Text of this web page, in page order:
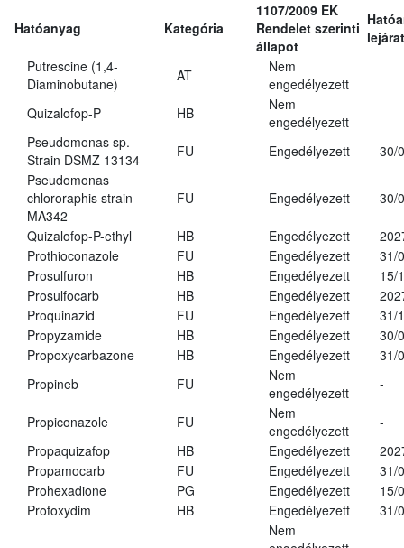
Hatóanyag Kategória
1107/2009 EK
Rendelet szerinti
állapot
Putrescine (1,4-
Diaminobutane)
AT
Nem
engedélyezett
Quizalofop-P
HB
Nem
engedélyezett
Pseudomonas sp.
Strain DSMZ 13134
FU Engedélyezett
30/
Pseudomonas
chlororaphis strain
MA342
FU Engedélyezett 30/
Quizalofop-P-ethyl HB Engedélyezett
Prothioconazole
FU Engedélyezett
31/
Prosulfuron
HB Engedélyezett
15/
Prosulfocarb
HB Engedélyezett
Proquinazid
FU Engedélyezett
31/
Propyzamide
HB Engedélyezett
30/
Propoxycarbazone
HB Engedélyezett
31/
Propineb
FU
Nem
engedélyezett
-
Propiconazole FU
Nem
engedélyezett
-
Propaquizafop
HB Engedélyezett
Propamocarb
FU Engedélyezett
31/
Prohexadione
PG Engedélyezett
15/
Profoxydim
HB Engedélyezett 31/
Nem